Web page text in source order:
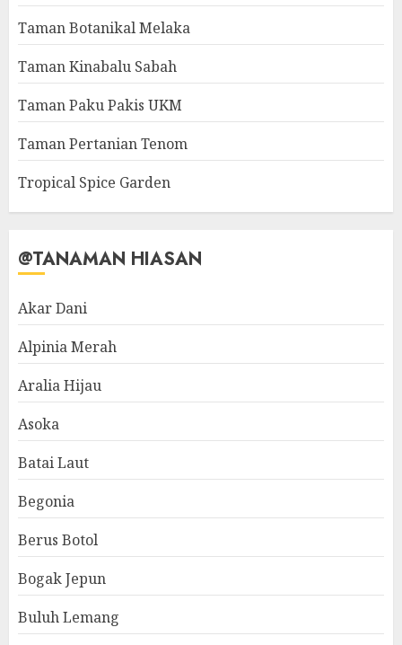
Taman Botanikal Melaka
Taman Kinabalu Sabah
Taman Paku Pakis UKM
Taman Pertanian Tenom
Tropical Spice Garden
@TANAMAN HIASAN
Akar Dani
Alpinia Merah
Aralia Hijau
Asoka
Batai Laut
Begonia
Berus Botol
Bogak Jepun
Buluh Lemang